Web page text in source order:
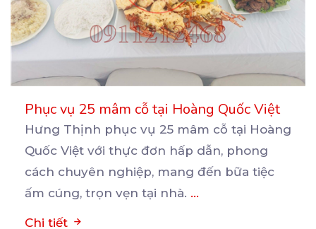
Phục vụ 25 mâm cỗ tại Hoàng Quốc Việt
Hưng Thịnh phục vụ 25 mâm cỗ tại Hoàng
Quốc Việt với thực đơn hấp dẫn, phong
cách chuyên nghiệp, mang đến bữa tiệc
ấm cúng, trọn vẹn tại nhà. ...
Chi tiết